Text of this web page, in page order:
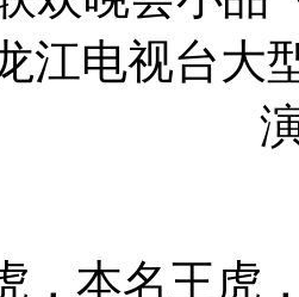
江电视台大
名王虎，